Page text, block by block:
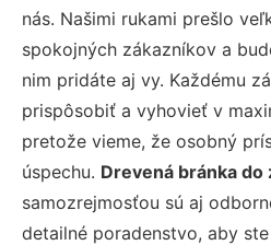
nás. Našimi rukami prešlo
spokojných zákazníkov a
nim pridáte aj vy. Každému
prispôsobiť a vyhovieť v
pretože vieme, že osobný
úspechu. Drevená bránka do
samozrejmosťou sú aj
detailné poradenstvo, aby